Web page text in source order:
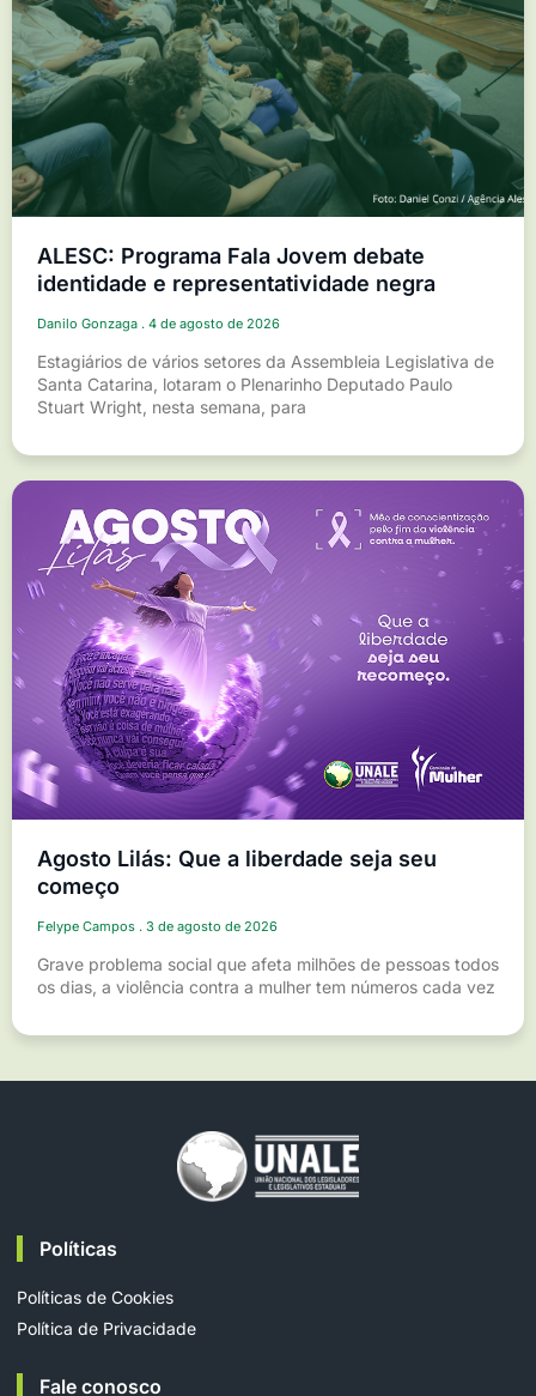
ALESC: Programa Fala Jovem debate
identidade e representatividade negra
Danilo Gonzaga 4 de agosto de 2026
Estagiários de vários setores da Assembleia Legislativa de
Santa Catarina, lotaram o Plenarinho Deputado Paulo
Stuart Wright, nesta semana, para
Agosto Lilás: Que a liberdade seja seu
começo
Felype Campos 3 de agosto de 2026
Grave problema social que afeta milhões de pessoas todos
os dias, a violência contra a mulher tem números cada vez
Políticas
Políticas de Cookies
Política de Privacidade
Fale conosco